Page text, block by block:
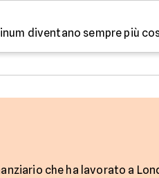
che ha lavorato a